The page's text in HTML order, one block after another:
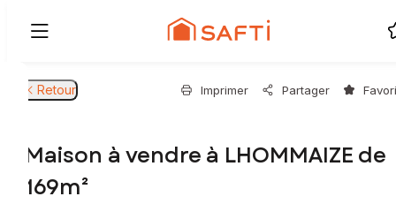
Retour Imprimer Partager
Maison à vendre à LHOMMAIZE de
169m²